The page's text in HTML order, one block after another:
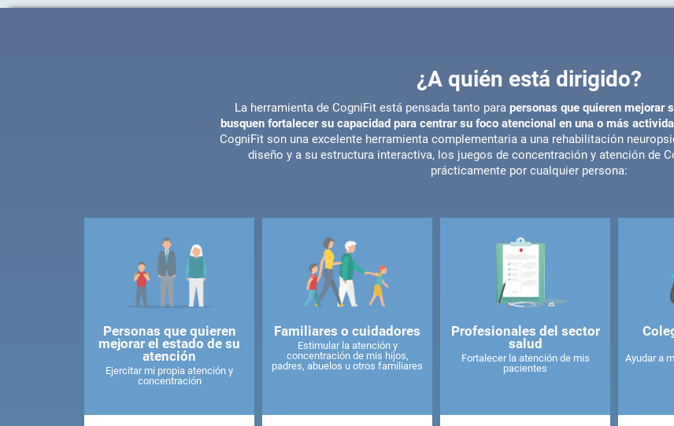
¿A quién está dirigido?
La herramienta de CogniFit está pensada tanto para personas que quieren mejorar
busquen fortalecer su capacidad para centrar su foco atencional en una o más
CogniFit son una excelente herramienta complementaria a una rehabilitación
diseño y a su estructura interactiva, los juegos de concentración y atención de
prácticamente por cualquier persona:
Personas que quieren
mejorar el estado de su
atención
Ejercitar mi propia atención y
concentración
Familiares o cuidadores
Estimular la atención y
concentración de mis hijos,
padres, abuelos u otros familiares
Profesionales del sector
salud
Fortalecer la atención de mis
pacientes
Ayudar a